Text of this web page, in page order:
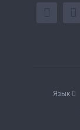
Язык